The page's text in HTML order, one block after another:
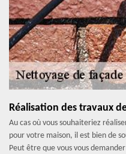
Réalisation des travaux
Au cas où vous souhaiteriez
pour votre maison, il est bien de
Peut être que vous vous